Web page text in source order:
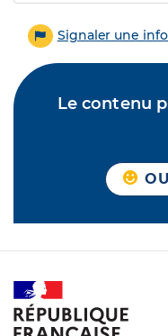
Signaler une
Le contenu
OUI